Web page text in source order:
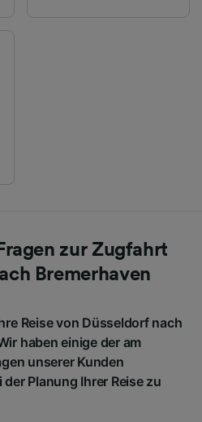
zur Zugfahrt
Bremerhaven
Reise von Düsseldorf nach
haben einige der am
unserer Kunden
Planung Ihrer Reise zu